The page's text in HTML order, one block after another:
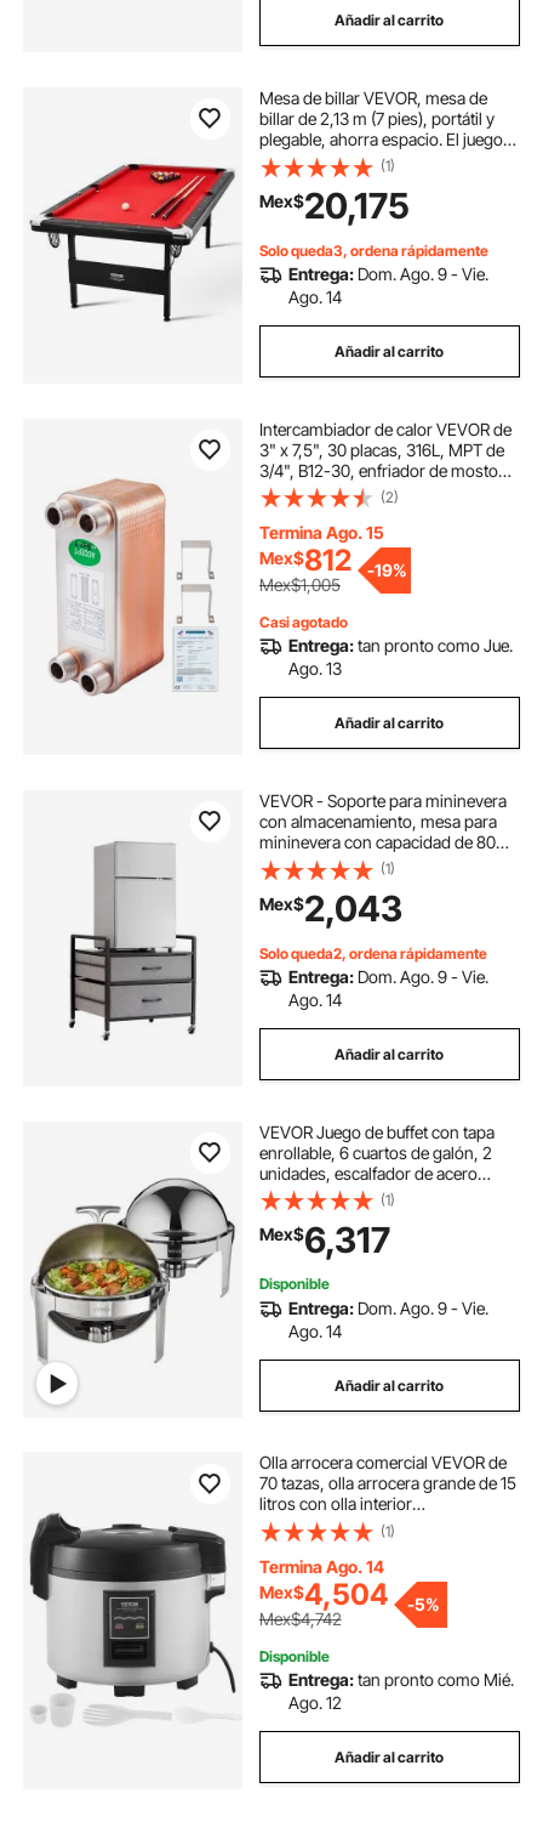
Añadir al carrito
Mesa de billar VEVOR, mesa de
billar de 2,13 m (7 pies), portátil y
plegable, ahorra espacio. El juego
incluye bolas, tacos, tizas y cepillo.
Color negro con paño rojo. Perfecta
para la sala de juegos familiar, para
niños y adultos.
(1)
Mex$20,175
Solo queda3, ordena rápidamente
Entrega: Dom. Ago. 9 - Vie.
Ago. 14
Añadir al carrito
Intercambiador de calor VEVOR de
3" x 7,5", 30 placas, 316L, MPT de
3/4", B12-30, enfriador de mosto
para calefacción hidrónica
(2)
Termina Ago. 15
Mex$812
Mex$1,005
-19%
Casi agotado
Entrega:tan pronto como Jue.
Ago. 13
Añadir al carrito
VEVOR - Soporte para mininevera
con almacenamiento, mesa para
mininevera con capacidad de 80
kg, 2 cajones y 4 ruedas giratorias,
estante móvil para mininevera,
organizador gris para mininevera,
apartamento, oficina y dormitorio.
(1)
Mex$2,043
Solo queda2, ordena rápidamente
Entrega: Dom. Ago. 9 - Vie.
Ago. 14
Añadir al carrito
VEVOR Juego de buffet con tapa
enrollable, 6 cuartos de galón, 2
unidades, escalfador de acero
inoxidable con 2 sartenes de
tamaño completo, calentador de
catering redondo con tapa, soporte
para bandeja de agua, soporte para
combustible, para al menos 5
personas cada uno
(1)
Mex$6,317
Disponible
Entrega: Dom. Ago. 9 - Vie.
Ago. 14
Añadir al carrito
Olla arrocera comercial VEVOR de
70 tazas, olla arrocera grande de 15
litros con olla interior
antiadherente, cocción rápida y 12
horas de conservación del calor,
con taza y paleta para arroz, para
restaurante.
(1)
Termina Ago. 14
Mex$4,504
Mex$4,742
-5%
Disponible
Entrega:tan pronto como Mié.
Ago. 12
Añadir al carrito